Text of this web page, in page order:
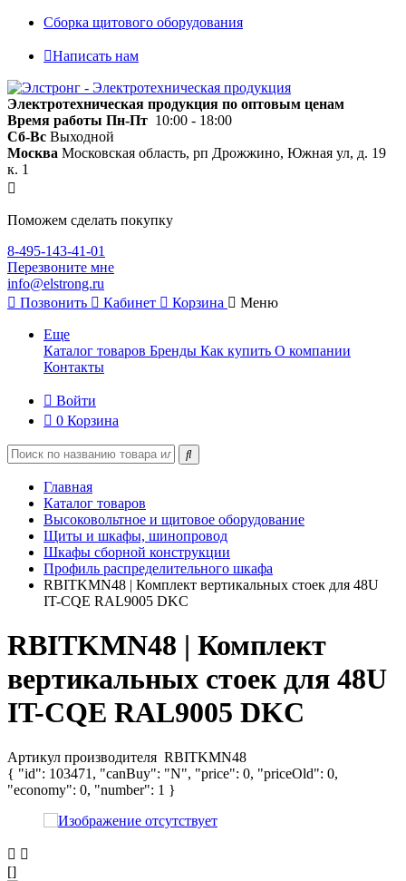
Сборка щитового оборудования
Написать нам
Электротехническая продукция по оптовым ценам
Время работы Пн-Пт 10:00 - 18:00
Сб-Вс Выходной
Москва Московская область, рп Дрожжино, Южная ул, д. 19
к. 1
Поможем сделать покупку
8-495-143-41-01
Перезвоните мне
info@elstrong.ru
Позвонить
Кабинет Корзина Меню
Еще
Каталог товаров Бренды Как купить О компании
Контакты
Войти
0 Корзина
Главная
Каталог товаров
Высоковольтное и щитовое оборудование
Щиты и шкафы, шинопровод
Шкафы сборной конструкции
Профиль распределительного шкафа
RBITKMN48 | Комплект вертикальных стоек для 48U
IT-CQE RAL9005 DKC
RBITKMN48 | Комплект
вертикальных стоек для 48U
IT-CQE RAL9005 DKC
Артикул производителя RBITKMN48
{ "id": 103471, "canBuy": "N", "price": 0, "priceOld": 0,
"economy": 0, "number": 1 }
[]